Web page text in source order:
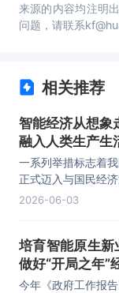
来源的内容均注明
问题，请联系
相关推荐
智能经济从想象
融入人类生产生
一系列举措标志着
正式迈入与国民经
段，勾勒出我国以智
2026-06-03
培育智能原生新
做好“开局之年”
今年《政府工作报